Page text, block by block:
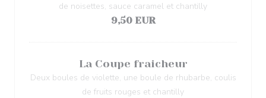
de noisettes, sauce caramel et chantilly
9,50 EUR
La Coupe fraicheur
Deux boules de violette, une boule de rhubarbe, coulis
de fruits rouges et chantilly